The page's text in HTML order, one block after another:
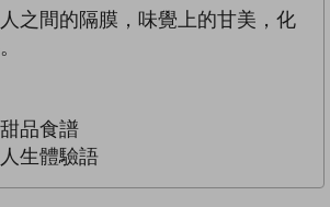
之間的隔膜，味覺上的甘美，化
品食譜
生體驗語